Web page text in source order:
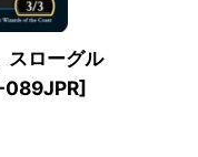
スローグル